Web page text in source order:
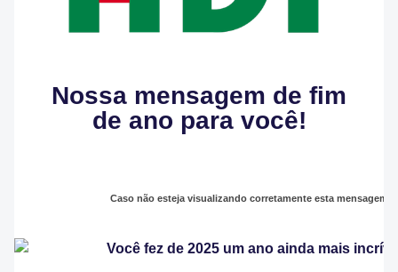
Nossa mensagem de fim
de ano para você!
Caso não esteja visualizando corretamente esta mensagem,